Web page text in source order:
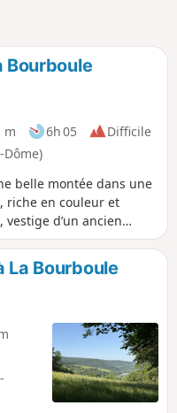
Bourboule
m 6h 05
Difficile
Dôme)
belle montée dans une
riche en couleur et
vestige d’un ancien
unique au-dessus de
les stations thermales
La Bourboule